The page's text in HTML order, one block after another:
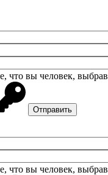
что вы человек, выбрав
что вы человек, выбрав